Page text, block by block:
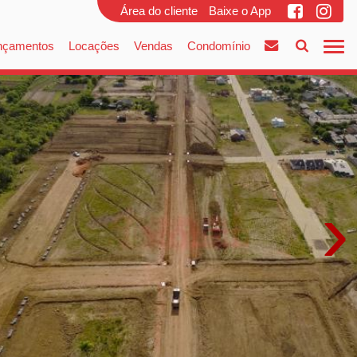
Área do cliente Baixe o App
Locações Vendas Condomínio
›